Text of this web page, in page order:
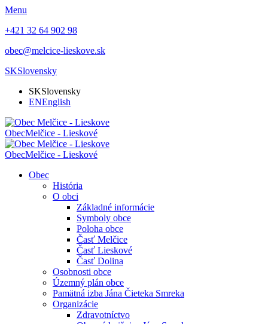
Menu
+421 32 64 902 98
obec@melcice-lieskove.sk
SKSlovensky
SKSlovensky
ENEnglish
ObecMelčice - Lieskové
ObecMelčice - Lieskové
Obec
História
O obci
Základné informácie
Symboly obce
Poloha obce
Časť Melčice
Časť Lieskové
Časť Dolina
Osobnosti obce
Územný plán obce
Pamätná izba Jána Čieteka Smreka
Organizácie
Zdravotníctvo